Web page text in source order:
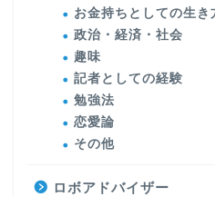
お金持ちとしての生き
政治・経済・社会
趣味
記者としての経験
勉強法
恋愛論
その他
ロボアドバイザー